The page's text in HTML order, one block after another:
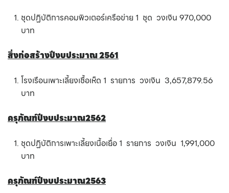
ชุดปฏิบัติการคอมพิวเตอร์เครือข่าย 1 ชุด วงเงิน 970,000
บาท
สิ่งก่อสร้างปีงบประมาณ 2561
โรงเรือนเพาะเลี้ยงเชื้อเห็ด 1 รายการ วงเงิน 3,657,879.56
บาท
ครุภัณฑ์ปีงบประมาณ2562
ชุดปฏิบัติการเพาะเลี้ยงเนื้อเยื่อ 1 รายการ วงเงิน 1,991,000
บาท
ครุภัณฑ์ปีงบประมาณ2563